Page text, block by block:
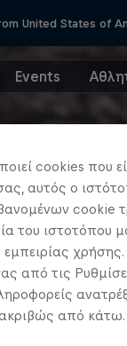
United States of
Events
cookies που
αυτός ο
cookie
του ιστοτόπου
από τις
ακριβώς από κάτω.